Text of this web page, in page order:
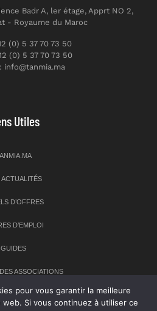
Badr A, ler étage, Apprt NO 2,
- Royaume du Maroc
(0) 5 37 70 73 50
(0) 5 37 70 73 50
info@tanmia.ma
Utiles
ACTUALITÉS
D’OFFRES
D’EMPLOI
GUIDES
ASSOCIATIONS
pour vous garantir la meilleure
Si vous continuez à utiliser ce